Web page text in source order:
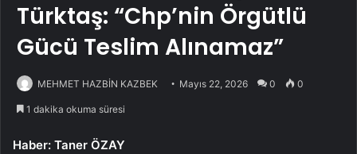
Türktaş: “Chp’nin Örgütlü
Gücü Teslim Alınamaz”
MEHMET HAZBİN KAZBEK Mayıs 22, 2026 0 0
1 dakika okuma süresi
Haber: Taner ÖZAY